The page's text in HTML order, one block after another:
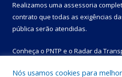
Realizamos uma assessoria
contrato que todas as exigências
pública serão atendidas.
Conheça o PNTP e o Radar da
Nós usamos cookies para